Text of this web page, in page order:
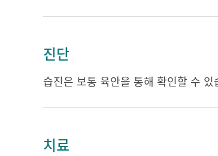
진단
습진은 보통 육안을 통해 확인할 수
치료